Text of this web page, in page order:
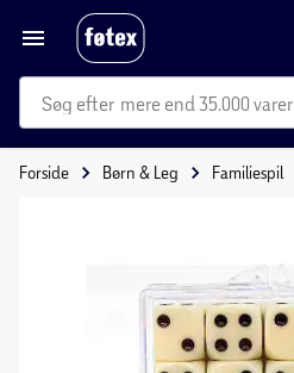
mere end 35.000 varer
Forside Børn & Leg Familiespil